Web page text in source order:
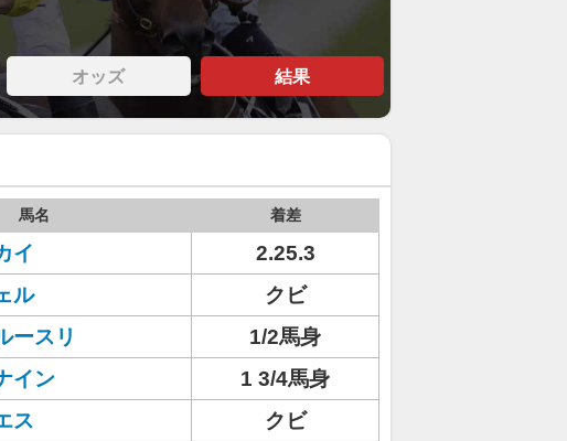
オッズ 結果
馬名 着差
イ
2.25.3
ル
クビ
ースリ
1/2馬身
イン
1 3/4馬身
ス
クビ